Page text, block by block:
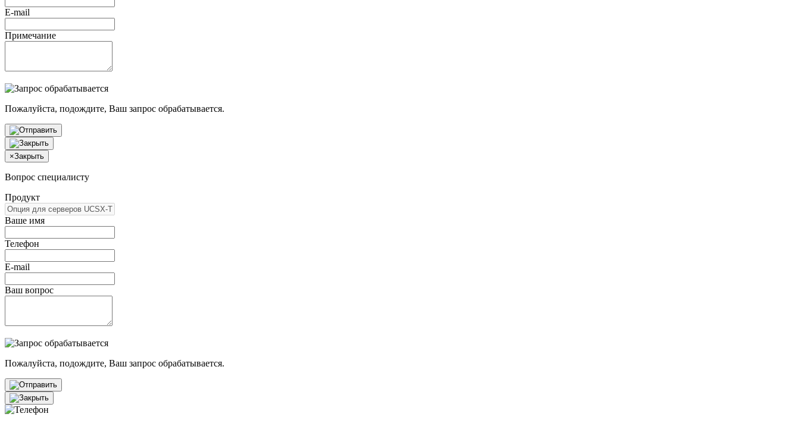
E-mail
Примечание
Пожалуйста, подождите, Ваш запрос обрабатывается.
×Закрыть
Вопрос специалисту
Продукт
Ваше имя
Телефон
E-mail
Ваш вопрос
Пожалуйста, подождите, Ваш запрос обрабатывается.